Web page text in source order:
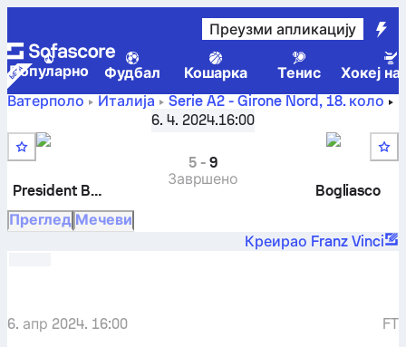
Преузми апликацију
Популарно Фудбал Кошарка Тенис
Хокеј
Ватерполо
Италија Serie A2 - Girone Nord , 18. коло
RN Bogliasco
6. 4. 2024.16:00
President Bologna
5-9
Завршено
Bogliasco
Преглед Мечеви
Креирао Franz Vinci
6. апр 2024. 16:00 FT